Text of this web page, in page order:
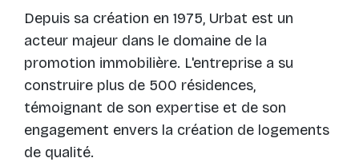
Depuis sa création en 1975, Urbat est un
acteur majeur dans le domaine de la
promotion immobilière. L'entreprise a su
construire plus de 500 résidences,
témoignant de son expertise et de son
engagement envers la création de logements
de qualité.